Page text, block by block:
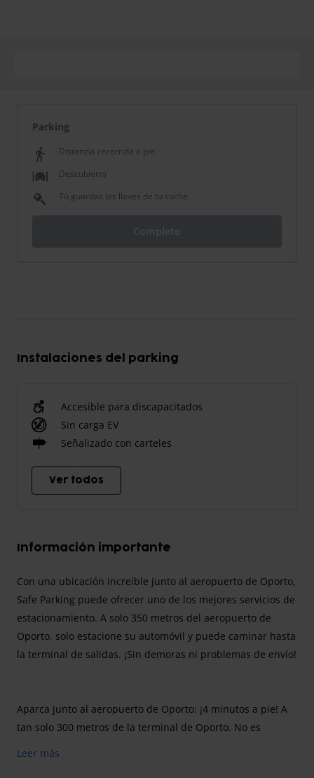
Parking
Distancia recorrida a pie
Descubierto
Tú guardas las llaves de tu coche
Instalaciones del parking
Accesible para discapacitados
Sin carga EV
Señalizado con carteles
Ver todos
Información importante
Con una ubicación increíble junto al aeropuerto de Oporto,
Safe Parking puede ofrecer uno de los mejores servicios de
estacionamiento. A solo 350 metros del aeropuerto de
Oporto, solo estacione su automóvil y puede caminar hasta
la terminal de salidas. ¡Sin demoras ni problemas de envío!
Aparca junto al aeropuerto de Oporto: ¡4 minutos a pie! A
tan solo 300 metros de la terminal de Oporto. No es
Leer más